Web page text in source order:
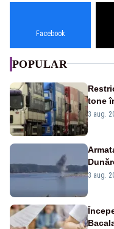
Facebook
POPULAR
tone
este
3 aug.
3 aug.